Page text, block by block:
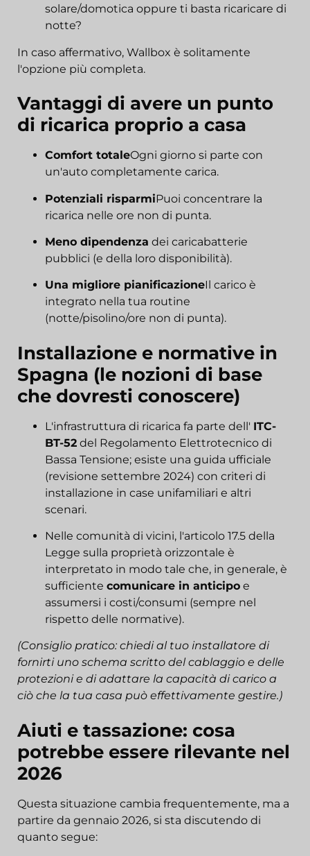
solare/domotica oppure ti basta ricaricare di
notte?
In caso affermativo, Wallbox è solitamente
l'opzione più completa.
Vantaggi di avere un punto
di ricarica proprio a casa
Comfort totaleOgni giorno si parte con
un'auto completamente carica.
Potenziali risparmiPuoi concentrare la
ricarica nelle ore non di punta.
Meno dipendenza dei caricabatterie
pubblici (e della loro disponibilità).
Una migliore pianificazioneIl carico è
integrato nella tua routine
(notte/pisolino/ore non di punta).
Installazione e normative in
Spagna (le nozioni di base
che dovresti conoscere)
L'infrastruttura di ricarica fa parte dell' ITC-
BT-52 del Regolamento Elettrotecnico di
Bassa Tensione; esiste una guida ufficiale
(revisione settembre 2024) con criteri di
installazione in case unifamiliari e altri
scenari.
Nelle comunità di vicini, l'articolo 17.5 della
Legge sulla proprietà orizzontale è
interpretato in modo tale che, in generale, è
sufficiente comunicare in anticipo e
assumersi i costi/consumi (sempre nel
rispetto delle normative).
(Consiglio pratico: chiedi al tuo installatore di
fornirti uno schema scritto del cablaggio e delle
protezioni e di adattare la capacità di carico a
ciò che la tua casa può effettivamente gestire.)
Aiuti e tassazione: cosa
potrebbe essere rilevante nel
2026
Questa situazione cambia frequentemente, ma a
partire da gennaio 2026, si sta discutendo di
quanto segue: